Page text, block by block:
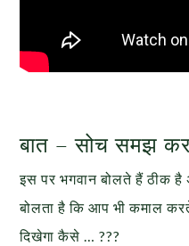
बात – सोच समझ
इस पर भगवान बोलते हैं ठीक है
बोलता है कि आप भी कमाल
दिखेगा कैसे … ???